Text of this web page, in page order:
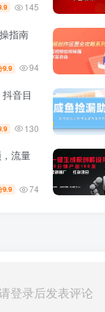
145
指南
9.9 94
音目
130
流量
9.9 74
登录后发表评论